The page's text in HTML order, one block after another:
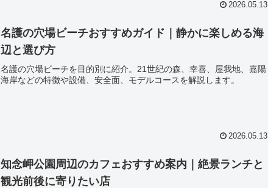
2026.05.13
名護の穴場ビーチおすすめガイド｜静かに楽しめる海
辺と選び方
名護の穴場ビーチを目的別に紹介。21世紀の森、幸喜、屋我地、嘉陽
海岸などの特徴や設備、安全面、モデルコースを解説します。
2026.05.13
知念岬公園周辺のカフェおすすめ案内｜絶景ランチと
観光前後に寄りたい店